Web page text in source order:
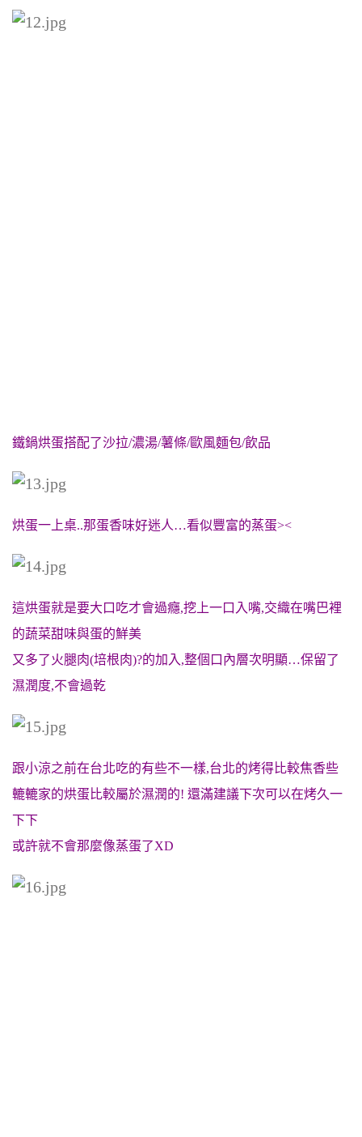
鐵鍋烘蛋搭配了沙拉/濃湯/薯條/歐風麵包/飲品
烘蛋一上桌..那蛋香味好迷人…看似豐富的蒸蛋><
這烘蛋就是要大口吃才會過癮,挖上一口入嘴,交織在嘴巴裡
的蔬菜甜味與蛋的鮮美
又多了火腿肉(培根肉)?的加入,整個口內層次明顯…保留了
濕潤度,不會過乾
跟小涼之前在台北吃的有些不一樣,台北的烤得比較焦香些
轆轆家的烘蛋比較屬於濕潤的! 還滿建議下次可以在烤久一
下下
或許就不會那麼像蒸蛋了XD